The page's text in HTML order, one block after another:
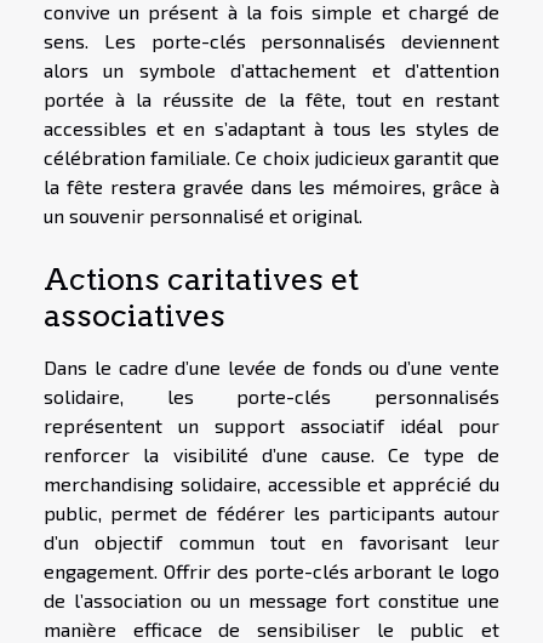
convive un présent à la fois simple et chargé de
sens. Les porte-clés personnalisés deviennent
alors un symbole d’attachement et d’attention
portée à la réussite de la fête, tout en restant
accessibles et en s’adaptant à tous les styles de
célébration familiale. Ce choix judicieux garantit que
la fête restera gravée dans les mémoires, grâce à
un souvenir personnalisé et original.
Actions caritatives et
associatives
Dans le cadre d’une levée de fonds ou d’une vente
solidaire, les porte-clés personnalisés
représentent un support associatif idéal pour
renforcer la visibilité d’une cause. Ce type de
merchandising solidaire, accessible et apprécié du
public, permet de fédérer les participants autour
d’un objectif commun tout en favorisant leur
engagement. Offrir des porte-clés arborant le logo
de l’association ou un message fort constitue une
manière efficace de sensibiliser le public et